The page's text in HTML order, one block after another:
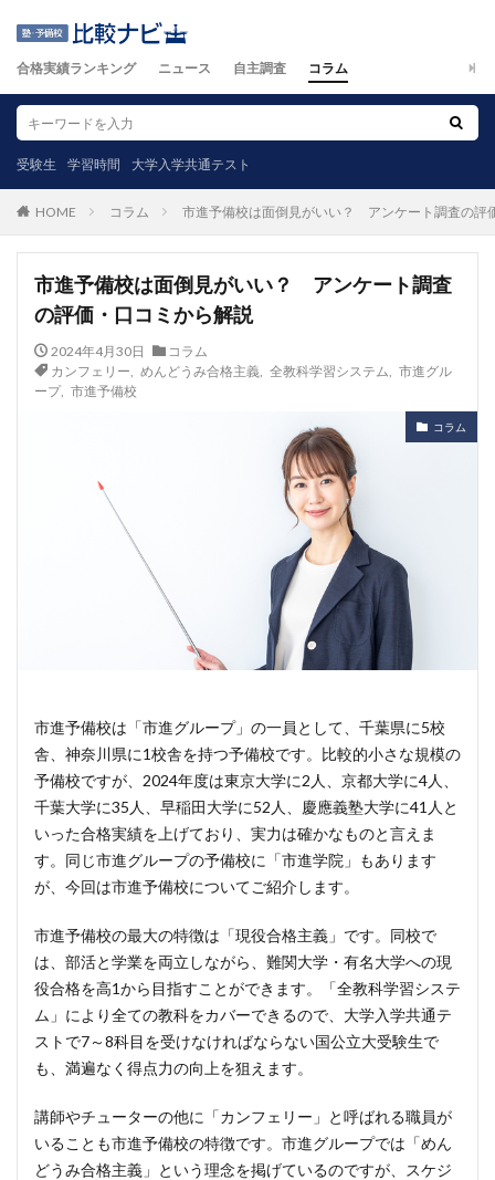
合格実績ランキング ニュース 自主調査 コラム
受験生 学習時間 大学入学共通テスト
HOME コラム 市進予備校は面倒見がいい？ アンケート調査の評
市進予備校は面倒見がいい？ アンケート調査
の評価・口コミから解説
2024年4月30日
コラム
カンフェリー
めんどうみ合格主義, 全教科学習システム
市進グル
ープ, 市進予備校
コラム
市進予備校は「市進グループ」の一員として、千葉県に5校
舎、神奈川県に1校舎を持つ予備校です。比較的小さな規模の
予備校ですが、2024年度は東京大学に2人、京都大学に4人、
千葉大学に35人、早稲田大学に52人、慶應義塾大学に41人と
いった合格実績を上げており、実力は確かなものと言えま
す。同じ市進グループの予備校に「市進学院」もあります
が、今回は市進予備校についてご紹介します。
市進予備校の最大の特徴は「現役合格主義」です。同校で
は、部活と学業を両立しながら、難関大学・有名大学への現
役合格を高1から目指すことができます。「全教科学習システ
ム」により全ての教科をカバーできるので、大学入学共通テ
ストで7～8科目を受けなければならない国公立大受験生で
も、満遍なく得点力の向上を狙えます。
講師やチューターの他に「カンフェリー」と呼ばれる職員が
いることも市進予備校の特徴です。市進グループでは「めん
どうみ合格主義」という理念を掲げているのですが、スケジ